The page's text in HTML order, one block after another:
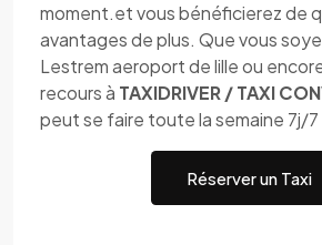
moment.et vous bénéficierez de
avantages de plus. Que vous
Lestrem aeroport de lille ou
recours à TAXIDRIVER / TAXI
peut se faire toute la semaine 7j/7
Réserver un Taxi